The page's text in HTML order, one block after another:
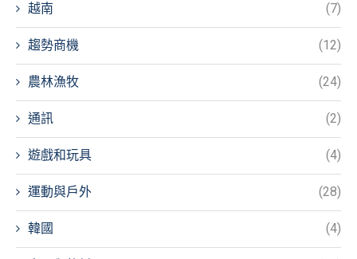
越南 (7)
趨勢商機 (12)
農林漁牧 (24)
通訊 (2)
遊戲和玩具 (4)
運動與戶外 (28)
韓國 (4)